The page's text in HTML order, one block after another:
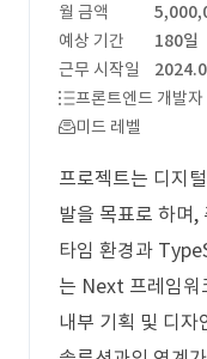
월 금액
예상 기간
180일
근무 시작일
프론트엔드 개발자
미드 레벨
프로젝트는 디지
발을 목표로 하며
타임 환경과
는 Next 프레임워
내부 기획 및 디자